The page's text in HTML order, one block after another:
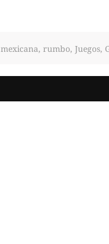
mexicana, rumbo, Juegos,